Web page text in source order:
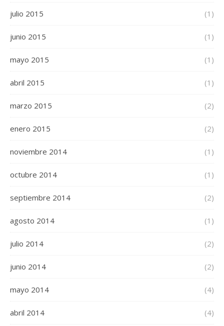
julio 2015 (1)
junio 2015 (1)
mayo 2015 (1)
abril 2015 (1)
marzo 2015 (2)
enero 2015 (2)
noviembre 2014 (1)
octubre 2014 (1)
septiembre 2014 (2)
agosto 2014 (1)
julio 2014 (2)
junio 2014 (2)
mayo 2014 (4)
abril 2014 (4)